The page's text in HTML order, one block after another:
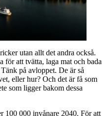
utan allt det andra också.
för att tvätta, laga mat och bada
på avloppet. De är så
eller hur? Och det är få som
som ligger bakom dessa
100 000 invånare 2040. För att